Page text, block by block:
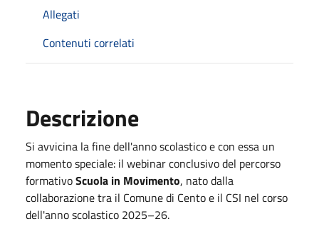
Allegati
Contenuti correlati
Descrizione
Si avvicina la fine dell'anno scolastico e con essa un
momento speciale: il webinar conclusivo del percorso
formativoScuola in Movimento, nato dalla
collaborazione tra il Comune di Cento e il CSI nel corso
dell'anno scolastico 2025–26.